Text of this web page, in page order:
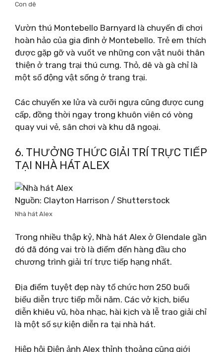
Con dê
Vườn thú Montebello Barnyard là chuyến đi chơi
hoàn hảo của gia đình ở Montebello. Trẻ em thích
được gặp gỡ và vuốt ve những con vật nuôi thân
thiện ở trang trại thú cưng. Thỏ, dê và gà chỉ là
một số động vật sống ở trang trại.
Các chuyến xe lửa và cưỡi ngựa cũng được cung
cấp, đồng thời ngay trong khuôn viên có vòng
quay vui vẻ, sân chơi và khu dã ngoại.
6. THƯỞNG THỨC GIẢI TRÍ TRỰC TIẾP
TẠI NHÀ HÁT ALEX
Nguồn: Clayton Harrison / Shutterstock
Nhà hát Alex
Trong nhiều thập kỷ, Nhà hát Alex ở Glendale gần
đó đã đóng vai trò là điểm đến hàng đầu cho
chương trình giải trí trực tiếp hạng nhất.
Địa điểm tuyệt đẹp này tổ chức hơn 250 buổi
biểu diễn trực tiếp mỗi năm. Các vở kịch, biểu
diễn khiêu vũ, hòa nhạc, hài kịch và lễ trao giải chỉ
là một số sự kiện diễn ra tại nhà hát.
Hiệp hội Điện ảnh Alex thỉnh thoảng cũng giới